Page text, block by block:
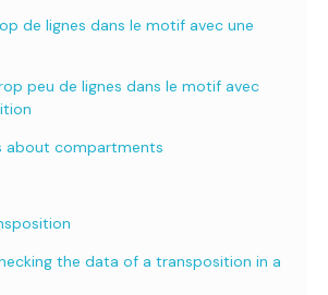
de lignes dans le motif avec une
peu de lignes dans le motif avec
about compartments
the data of a transposition in a